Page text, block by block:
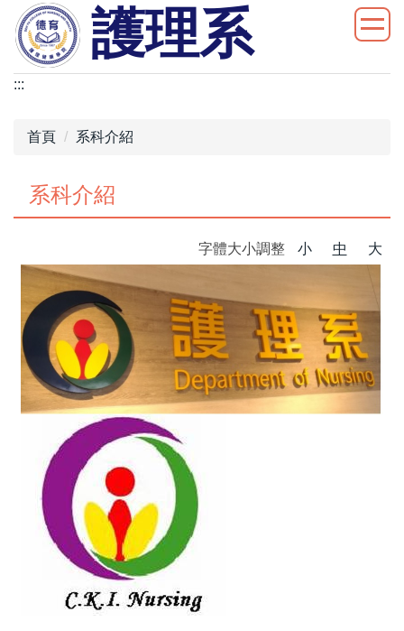
跳
到
主
要
護理系
:::
首頁 系科介紹
系科介紹
字體大小調整 小 中 大